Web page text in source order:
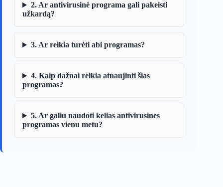
2. Ar antivirusinė programa gali pakeisti
užkardą?
3. Ar reikia turėti abi programas?
4. Kaip dažnai reikia atnaujinti šias
programas?
5. Ar galiu naudoti kelias antivirusines
programas vienu metu?